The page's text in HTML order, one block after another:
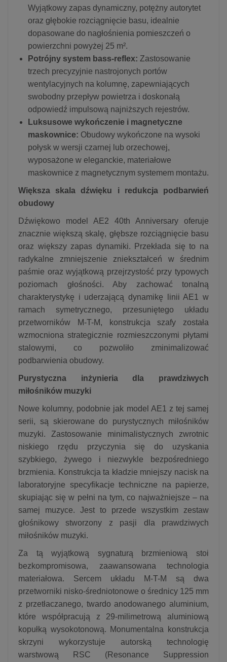
Wyjątkowy zapas dynamiczny, potężny autorytet
oraz głębokie rozciągnięcie basu, idealnie
dopasowane do nagłośnienia pomieszczeń o
powierzchni powyżej 25 m².
Potrójny system bass-reflex: Zastosowanie
trzech precyzyjnie nastrojonych portów
wentylacyjnych na kolumnę, zapewniających
swobodny przepływ powietrza i doskonałą
odpowiedź impulsową najniższych rejestrów.
Luksusowe wykończenie i magnetyczne
maskownice: Obudowy wykończone na wysoki
połysk w wersji czarnej lub orzechowej,
wyposażone w eleganckie, materiałowe
maskownice z magnetycznym systemem montażu.
Większa skala dźwięku i redukcja podbarwień
obudowy
Dźwiękowo model AE2 40th Anniversary oferuje
znacznie większą skalę, głębsze rozciągnięcie basu
oraz większy zapas dynamiki. Przekłada się to na
radykalne zmniejszenie zniekształceń w średnim
paśmie oraz wyjątkową przejrzystość przy typowych
poziomach głośności. Aby zachować tonalną
charakterystykę i uderzającą dynamikę linii AE1 w
ramach symetrycznego, przesuniętego układu
przetworników M-T-M, konstrukcja szafy została
wzmocniona strategicznie rozmieszczonymi płytami
stalowymi, co pozwoliło zminimalizować
podbarwienia obudowy.
Purystyczna inżynieria dla prawdziwych
miłośników muzyki
Nowe kolumny, podobnie jak model AE1 z tej samej
serii, są skierowane do purystycznych miłośników
muzyki. Zastosowanie minimalistycznych zwrotnic
niskiego rzędu przyczynia się do uzyskania
szybkiego, żywego i niezwykle bezpośredniego
brzmienia. Konstrukcja ta kładzie mniejszy nacisk na
laboratoryjne specyfikacje techniczne na papierze,
skupiając się w pełni na tym, co najważniejsze – na
samej muzyce. Jest to przede wszystkim zestaw
głośnikowy stworzony z pasji dla prawdziwych
miłośników muzyki.
Za tą wyjątkową sygnaturą brzmieniową stoi
bezkompromisowa, zaawansowana technologia
materiałowa. Sercem układu M-T-M są dwa
przetworniki nisko-średniotonowe o średnicy 125 mm
z przetłaczanego, twardo anodowanego aluminium,
które współpracują z 29-milimetrową aluminiową
kopułką wysokotonową. Monumentalna konstrukcja
skrzyni wykorzystuje autorską technologię
warstwową RSC (Resonance Suppression